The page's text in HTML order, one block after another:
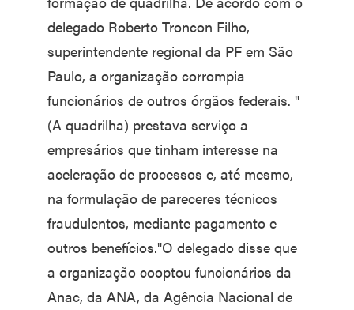
delegado Roberto Troncon Filho,
superintendente regional da PF em São
Paulo, a organização corrompia
funcionários de outros órgãos federais. "
(A quadrilha) prestava serviço a
empresários que tinham interesse na
aceleração de processos e, até mesmo,
na formulação de pareceres técnicos
fraudulentos, mediante pagamento e
outros benefícios."O delegado disse que
a organização cooptou funcionários da
Anac, da ANA, da Agência Nacional de